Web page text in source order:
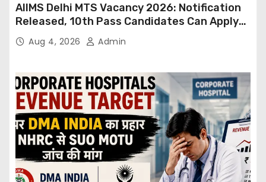
AIIMS Delhi MTS Vacancy 2026: Notification
Released, 10th Pass Candidates Can Apply
Through Email
Aug 4, 2026 Admin